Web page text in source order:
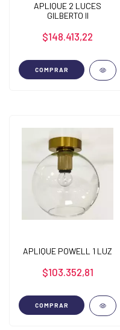
APLIQUE 2 LUCES
GILBERTO II
$148.413,22
COMPRAR
APLIQUE POWELL 1 LUZ
$103.352,81
COMPRAR